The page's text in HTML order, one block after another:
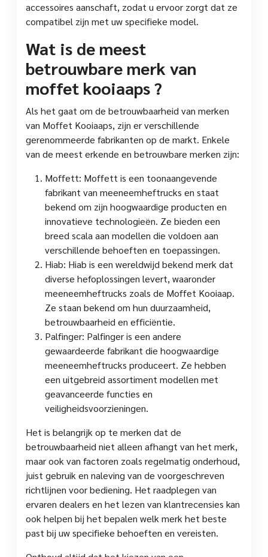
accessoires aanschaft, zodat u ervoor zorgt dat ze
compatibel zijn met uw specifieke model.
Wat is de meest
betrouwbare merk van
moffet kooiaaps ?
Als het gaat om de betrouwbaarheid van merken
van Moffet Kooiaaps, zijn er verschillende
gerenommeerde fabrikanten op de markt. Enkele
van de meest erkende en betrouwbare merken zijn:
Moffett: Moffett is een toonaangevende
fabrikant van meeneemheftrucks en staat
bekend om zijn hoogwaardige producten en
innovatieve technologieën. Ze bieden een
breed scala aan modellen die voldoen aan
verschillende behoeften en toepassingen.
Hiab: Hiab is een wereldwijd bekend merk dat
diverse hefoplossingen levert, waaronder
meeneemheftrucks zoals de Moffet Kooiaap.
Ze staan bekend om hun duurzaamheid,
betrouwbaarheid en efficiëntie.
Palfinger: Palfinger is een andere
gewaardeerde fabrikant die hoogwaardige
meeneemheftrucks produceert. Ze hebben
een uitgebreid assortiment modellen met
geavanceerde functies en
veiligheidsvoorzieningen.
Het is belangrijk op te merken dat de
betrouwbaarheid niet alleen afhangt van het merk,
maar ook van factoren zoals regelmatig onderhoud,
juist gebruik en naleving van de voorgeschreven
richtlijnen voor bediening. Het raadplegen van
ervaren dealers en het lezen van klantrecensies kan
ook helpen bij het bepalen welk merk het beste
past bij uw specifieke behoeften en vereisten.